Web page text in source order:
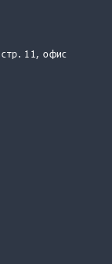
11, офис